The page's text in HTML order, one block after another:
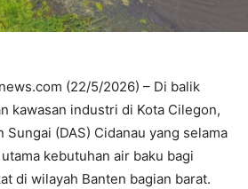
(22/5/2026) – Di balik
kawasan industri di Kota Cilegon,
(DAS) Cidanau yang selama
kebutuhan air baku bagi
di wilayah Banten bagian barat.